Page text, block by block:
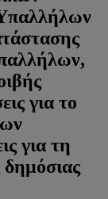
για το
για τη
δημόσιας